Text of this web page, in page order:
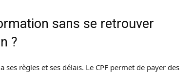
sans se retrouver
?
règles et ses délais. Le CPF permet de payer des